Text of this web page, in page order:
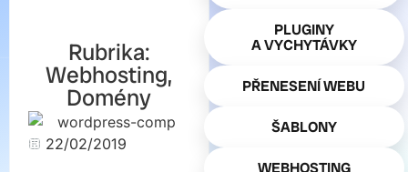
PLUGINY
A VYCHYTÁVKY
PŘENESENÍ WEBU
ŠABLONY
WEBHOSTING
Rubrika:
Webhosting,
Domény
22/02/2019